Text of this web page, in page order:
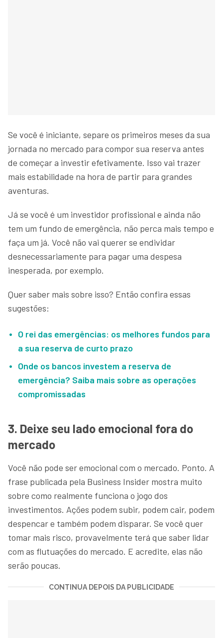
Se você é iniciante, separe os primeiros meses da sua
jornada no mercado para compor sua reserva antes
de começar a investir efetivamente. Isso vai trazer
mais estabilidade na hora de partir para grandes
aventuras.
Já se você é um investidor profissional e ainda não
tem um fundo de emergência, não perca mais tempo e
faça um já. Você não vai querer se endividar
desnecessariamente para pagar uma despesa
inesperada, por exemplo.
Quer saber mais sobre isso? Então confira essas
sugestões:
O rei das emergências: os melhores fundos para
a sua reserva de curto prazo
Onde os bancos investem a reserva de
emergência? Saiba mais sobre as operações
compromissadas
3. Deixe seu lado emocional fora do
mercado
Você não pode ser emocional com o mercado. Ponto. A
frase publicada pela Business Insider mostra muito
sobre como realmente funciona o jogo dos
investimentos. Ações podem subir, podem cair, podem
despencar e também podem disparar. Se você quer
tomar mais risco, provavelmente terá que saber lidar
com as flutuações do mercado. E acredite, elas não
serão poucas.
CONTINUA DEPOIS DA PUBLICIDADE